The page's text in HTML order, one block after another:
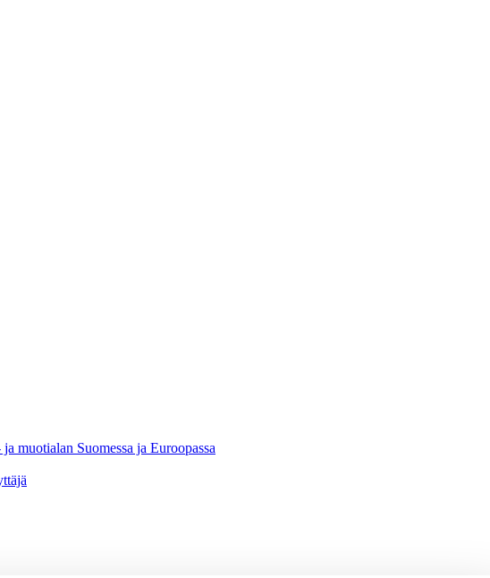
muotialan Suomessa ja Euroopassa